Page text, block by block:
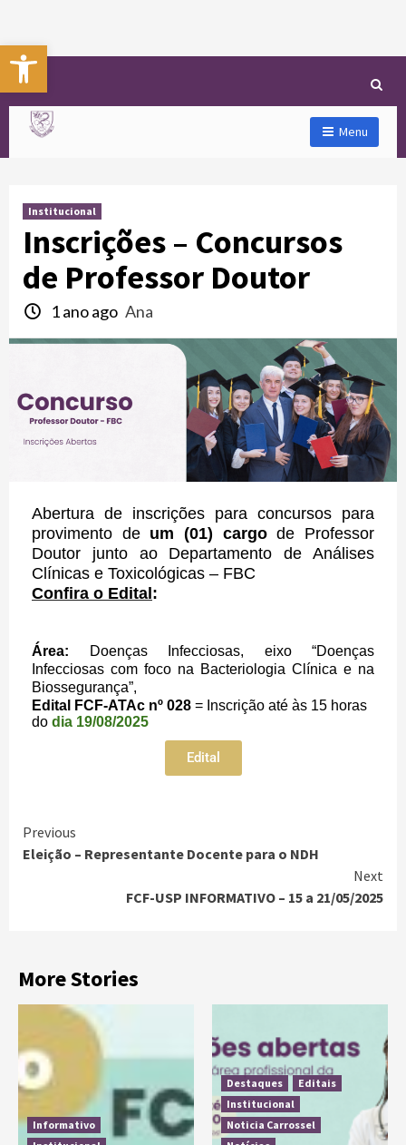
Abrir a barra de ferramentas
Menu
Institucional
Inscrições – Concursos
de Professor Doutor
1 ano ago Ana
Abertura de inscrições para concursos para
provimento de um (01) cargode Professor
Doutor junto ao Departamento de Análises
Clínicas e Toxicológicas – FBC
Confira o Edital:
Área:
Doenças Infecciosas, eixo “Doenças
Infecciosas com foco na Bacteriologia Clínica e na
Biossegurança”,
Edital FCF-ATAc nº 028 = Inscrição até às 15 horas
do dia 19/08/2025
Edital
Previous
Eleição – Representante Docente para o NDH
Next
FCF-USP INFORMATIVO – 15 a 21/05/2025
More Stories
Informativo
Destaques
Editais
Institucional
Noticia Carrossel